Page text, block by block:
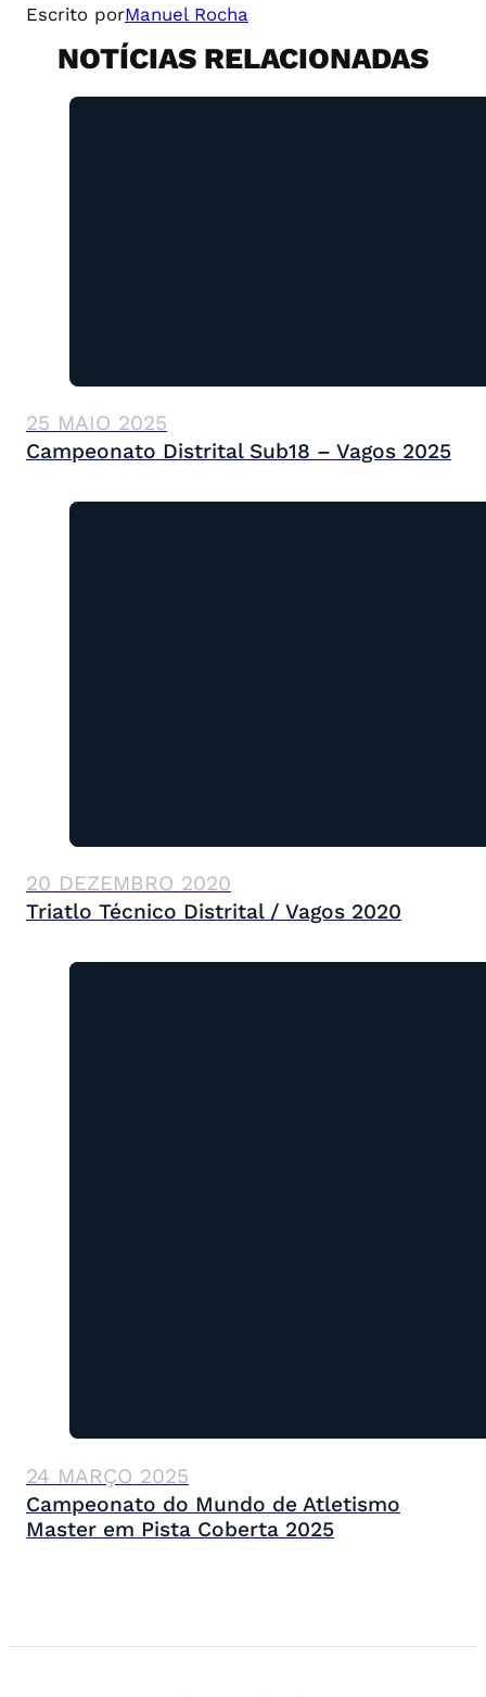
Escrito porManuel Rocha
NOTÍCIAS RELACIONADAS
25 MAIO 2025
Campeonato Distrital Sub18 – Vagos 2025
20 DEZEMBRO 2020
Triatlo Técnico Distrital / Vagos 2020
24 MARÇO 2025
Campeonato do Mundo de Atletismo
Master em Pista Coberta 2025